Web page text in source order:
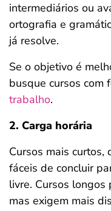
intermediários ou
ortografia e
já resolve.
Se o objetivo é
busque cursos com
trabalho.
2. Carga horária
Cursos mais curtos,
fáceis de concluir
livre. Cursos longos
mas exigem mais